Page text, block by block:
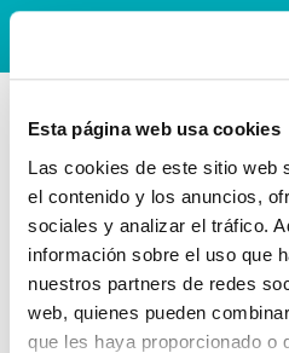
Esta página web usa cookies
Las cookies de este sitio web
el contenido y los anuncios,
sociales y analizar el tráfico.
información sobre el uso que
nuestros partners de redes
web, quienes pueden
que les haya proporcionado o